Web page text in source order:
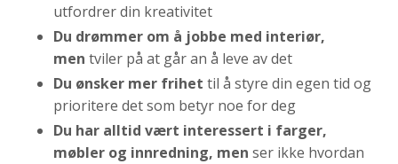
utfordrer din kreativitet
Du drømmer om å jobbe med interiør,
men tviler på at går an å leve av det
Du ønsker mer frihet til å styre din egen tid og
prioritere det som betyr noe for deg
Du har alltid vært interessert i farger,
møbler og innredning, men ser ikke hvordan